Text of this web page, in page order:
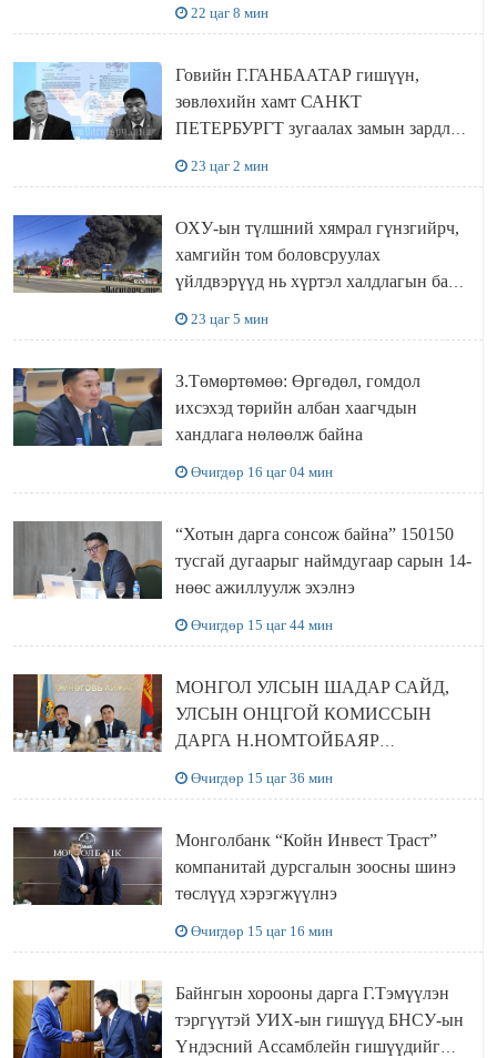
22 цаг 8 мин
Говийн Г.ГАНБААТАР гишүүн,
зөвлөхийн хамт САНКТ
ПЕТЕРБУРГТ зугаалах замын зардлаа
23 цаг 2 мин
ОХУ-ын түлшний хямрал гүнзгийрч,
хамгийн том боловсруулах
үйлдвэрүүд нь хүртэл халдлагын бай
23 цаг 5 мин
З.Төмөртөмөө: Өргөдөл, гомдол
ихсэхэд төрийн албан хаагчдын
хандлага нөлөөлж байна
Өчигдөр 16 цаг 04 мин
“Хотын дарга сонсож байна” 150150
тусгай дугаарыг наймдугаар сарын 14-
нөөс ажиллуулж эхэлнэ
Өчигдөр 15 цаг 44 мин
МОНГОЛ УЛСЫН ШАДАР САЙД,
УЛСЫН ОНЦГОЙ КОМИССЫН
ДАРГА Н.НОМТОЙБАЯР
Өчигдөр 15 цаг 36 мин
Монголбанк “Койн Инвест Траст”
компанитай дурсгалын зоосны шинэ
төслүүд хэрэгжүүлнэ
Өчигдөр 15 цаг 16 мин
Байнгын хорооны дарга Г.Тэмүүлэн
тэргүүтэй УИХ-ын гишүүд БНСУ-ын
Үндэсний Ассамблейн гишүүдийг